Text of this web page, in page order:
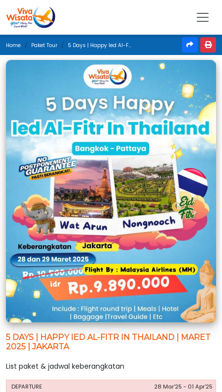
Home Paket Tour 5 Days | Happy Ied Al-Fitr In Thailand | Maret 2025 | Jakarta
5 DAYS | HAPPY IED AL-FITR IN THAILAND | MARET
2025 | JAKARTA
List paket & jadwal keberangkatan
PERIODE
HARGA
28 Mar'25 - 01 Apr'25